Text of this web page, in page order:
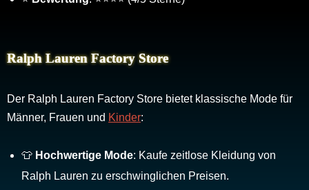
Ralph Lauren Factory Store
Der Ralph Lauren Factory Store bietet klassische Mode für
Männer, Frauen und Kinder:
👕 Hochwertige Mode: Kaufe zeitlose Kleidung von
Ralph Lauren zu erschwinglichen Preisen.